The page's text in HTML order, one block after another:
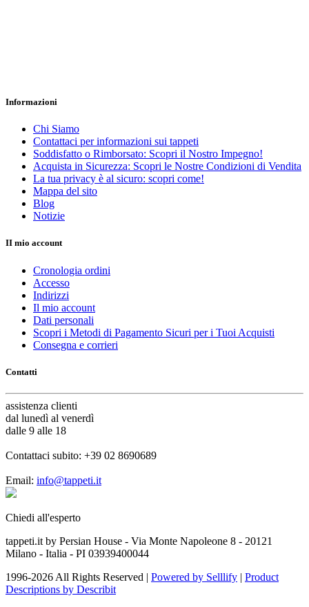
Informazioni
Chi Siamo
Contattaci per informazioni sui tappeti
Soddisfatto o Rimborsato: Scopri il Nostro Impegno!
Acquista in Sicurezza: Scopri le Nostre Condizioni di Vendita
La tua privacy è al sicuro: scopri come!
Mappa del sito
Blog
Notizie
II mio account
Cronologia ordini
Accesso
Indirizzi
Il mio account
Dati personali
Scopri i Metodi di Pagamento Sicuri per i Tuoi Acquisti
Consegna e corrieri
Contatti
assistenza clienti
dal lunedì al venerdì
dalle 9 alle 18
Contattaci subito: +39 02 8690689
Email: info@tappeti.it
Chiedi all'esperto
tappeti.it by Persian House - Via Monte Napoleone 8 - 20121
Milano - Italia - PI 03939400044
1996-2026 All Rights Reserved | Powered by Selllify | Product
Descriptions by Describit